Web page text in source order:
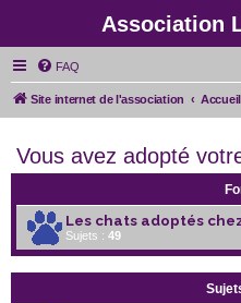
Association
FAQ
Site internet de l'association
Vous avez adopté
Les chats adoptés
Sujets : 49